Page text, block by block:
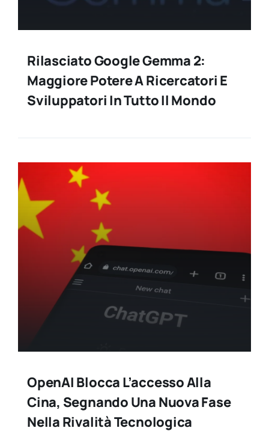
Rilasciato Google Gemma 2:
Maggiore Potere A Ricercatori E
Sviluppatori In Tutto Il Mondo
OpenAI Blocca L’accesso Alla
Cina, Segnando Una Nuova Fase
Nella Rivalità Tecnologica